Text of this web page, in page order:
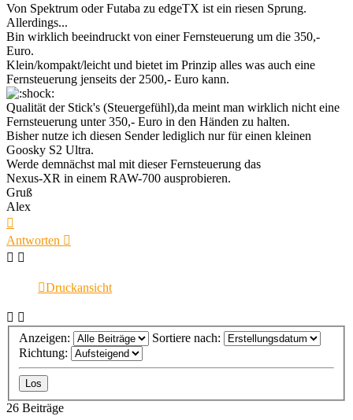
Von Spektrum oder Futaba zu edgeTX ist ein riesen Sprung.
Allerdings...
Bin wirklich beeindruckt von einer Fernsteuerung um die 350,-
Euro.
Klein/kompakt/leicht und bietet im Prinzip alles was auch eine
Fernsteuerung jenseits der 2500,- Euro kann.
Qualität der Stick's (Steuergefühl),da meint man wirklich nicht eine
Fernsteuerung unter 350,- Euro in den Händen zu halten.
Bisher nutze ich diesen Sender lediglich nur für einen kleinen
Goosky S2 Ultra.
Werde demnächst mal mit dieser Fernsteuerung das
Nexus-XR in einem RAW-700 ausprobieren.
Gruß
Alex
oben
Antworten
Druckansicht
Anzeigen:
Sortiere nach:
Richtung:
26 Beiträge